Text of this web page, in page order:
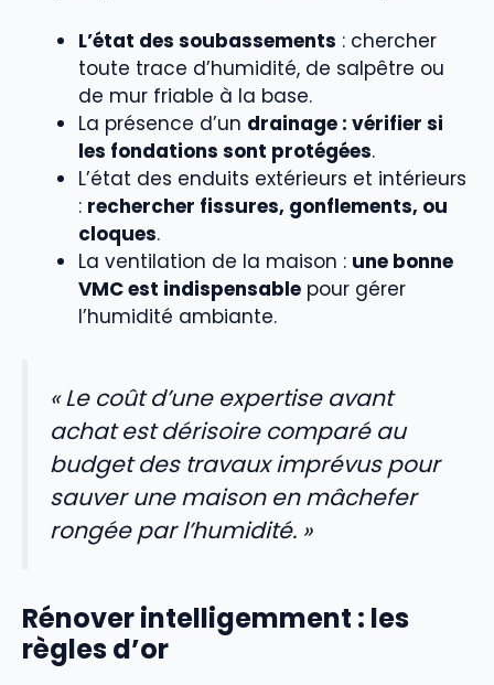
L’état des soubassements : chercher
toute trace d’humidité, de salpêtre ou
de mur friable à la base.
La présence d’un drainage : vérifier si
les fondations sont protégées.
L’état des enduits extérieurs et intérieurs
: rechercher fissures, gonflements, ou
cloques.
La ventilation de la maison : une bonne
VMC est indispensable pour gérer
l’humidité ambiante.
« Le coût d’une expertise avant
achat est dérisoire comparé au
budget des travaux imprévus pour
sauver une maison en mâchefer
rongée par l’humidité. »
Rénover intelligemment : les
règles d’or